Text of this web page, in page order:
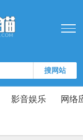
搜网站
影音娱乐 网络